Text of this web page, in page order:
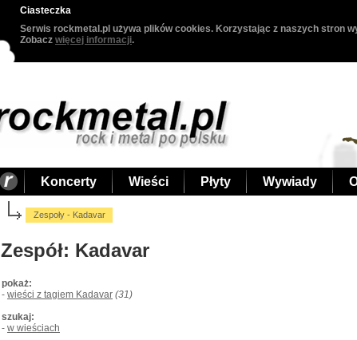
Ciasteczka
Serwis rockmetal.pl używa plików cookies. Korzystając z naszych stron
Zobacz więcej informacji.
Koncerty Wieści Płyty Wywiady
Zespoły - Kadavar
Zespół: Kadavar
pokaż:
- wieści z tagiem Kadavar (31)
szukaj:
- w wieściach